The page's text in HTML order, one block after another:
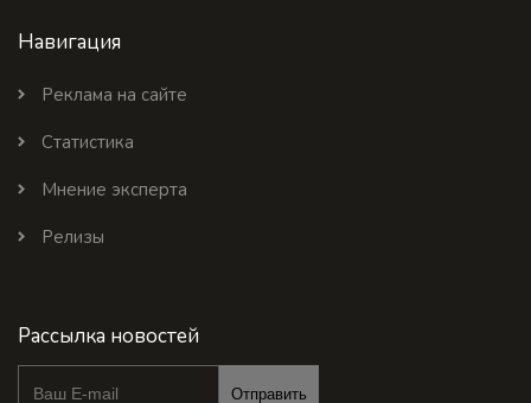
Навигация
Реклама на сайте
Статистика
Мнение эксперта
Релизы
Рассылка новостей
Отправить